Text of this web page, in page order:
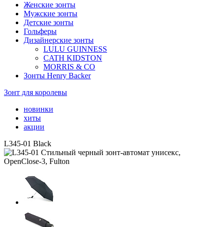
Женские зонты
Мужские зонты
Детские зонты
Гольферы
Дизайнерские зонты
LULU GUINNESS
CATH KIDSTON
MORRIS & CO
Зонты Henry Backer
Зонт для королевы
новинки
хиты
акции
L345-01 Black